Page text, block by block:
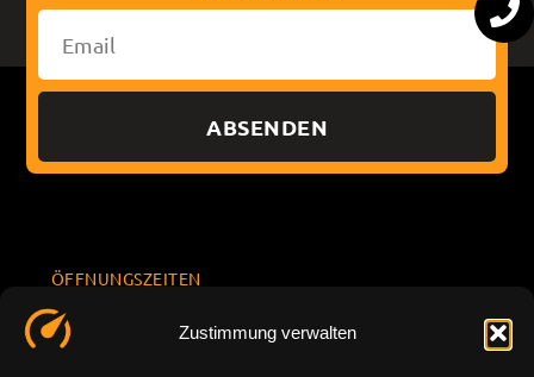
Zustimmung verwalten
ABSENDEN
ÖFFNUNGSZEITEN
INFORMATION